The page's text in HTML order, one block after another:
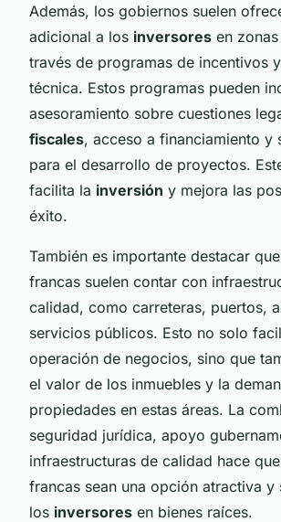
Además, los gobiernos suelen
adicional a los inversores en
través de programas de incentivos
técnica. Estos programas pueden
asesoramiento sobre cuestiones
fiscales, acceso a financiamiento y
para el desarrollo de proyectos.
facilita la inversión y mejora las
éxito.
También es importante destacar
francas suelen contar con
calidad, como carreteras, puertos,
servicios públicos. Esto no solo
operación de negocios, sino que
el valor de los inmuebles y la
propiedades en estas áreas. La
seguridad jurídica, apoyo
infraestructuras de calidad hace
francas sean una opción atractiva y
los inversores en bienes raíces.